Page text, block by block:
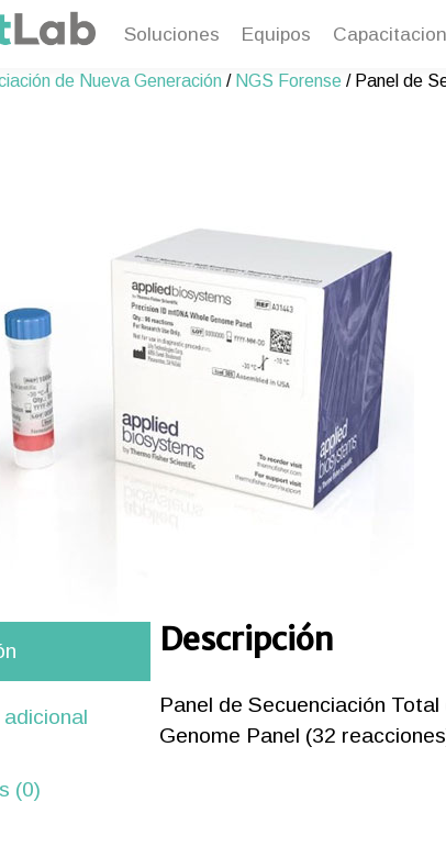
Soluciones Equipos
de Nueva Generación / NGS Forense / Panel de
(0)
Descripción
Panel de Secuenciación
Genome Panel (32